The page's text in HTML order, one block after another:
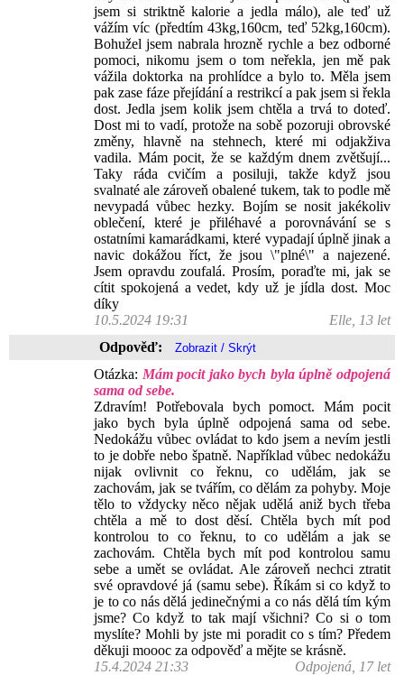
jsem si striktně kalorie a jedla málo), ale teď už
vážím víc (předtím 43kg,160cm, teď 52kg,160cm).
Bohužel jsem nabrala hrozně rychle a bez odborné
pomoci, nikomu jsem o tom neřekla, jen mě pak
vážila doktorka na prohlídce a bylo to. Měla jsem
pak zase fáze přejídání a restrikcí a pak jsem si řekla
dost. Jedla jsem kolik jsem chtěla a trvá to doteď.
Dost mi to vadí, protože na sobě pozoruji obrovské
změny, hlavně na stehnech, které mi odjakživa
vadila. Mám pocit, že se každým dnem zvětšují...
Taky ráda cvičím a posiluji, takže když jsou
svalnaté ale zároveň obalené tukem, tak to podle mě
nevypadá vůbec hezky. Bojím se nosit jakékoliv
oblečení, které je přiléhavé a porovnávání se s
ostatními kamarádkami, které vypadají úplně jinak a
navic dokážou říct, že jsou \"plné\" a najezené.
Jsem opravdu zoufalá. Prosím, poraďte mi, jak se
cítit spokojená a vedet, kdy už je jídla dost. Moc
díky
10.5.2024 19:31
Elle, 13 let
Odpověď:
Otázka: Mám pocit jako bych byla úplně odpojená
sama od sebe.
Zdravím! Potřebovala bych pomoct. Mám pocit
jako bych byla úplně odpojená sama od sebe.
Nedokážu vůbec ovládat to kdo jsem a nevím jestli
to je dobře nebo špatně. Například vůbec nedokážu
nijak ovlivnit co řeknu, co udělám, jak se
zachovám, jak se tvářím, co dělám za pohyby. Moje
tělo to vždycky něco nějak udělá aniž bych třeba
chtěla a mě to dost děsí. Chtěla bych mít pod
kontrolou to co řeknu, to co udělám a jak se
zachovám. Chtěla bych mít pod kontrolou samu
sebe a umět se ovládat. Ale zároveň nechci ztratit
své opravdové já (samu sebe). Říkám si co když to
je to co nás dělá jedinečnými a co nás dělá tím kým
jsme? Co když to tak mají všichni? Co si o tom
myslíte? Mohli by jste mi poradit co s tím? Předem
děkuji moooc za odpověď a mějte se krásně.
15.4.2024 21:33
Odpojená, 17 let